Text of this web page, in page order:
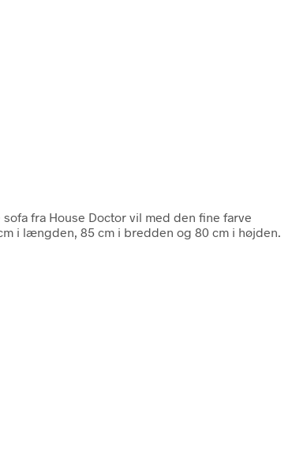
sofa fra House Doctor vil med den fine farve
i længden, 85 cm i bredden og 80 cm i højden.